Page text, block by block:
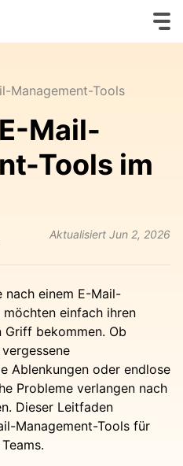
Management-Tools
Mail-
Tools im
Aktualisiert Jun 2, 2026
nach einem E-Mail-
möchten einfach ihren
Griff bekommen. Ob
Ablenkungen oder endlose
Probleme verlangen nach
Dieser Leitfaden
Management-Tools für